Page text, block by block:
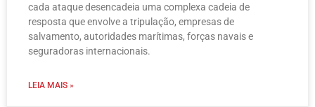
cada ataque desencadeia uma complexa cadeia de
resposta que envolve a tripulação, empresas de
salvamento, autoridades marítimas, forças navais e
seguradoras internacionais.
LEIA MAIS »